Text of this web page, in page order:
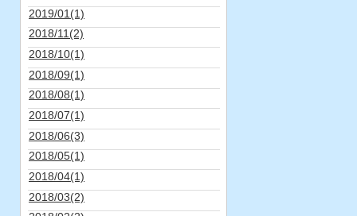
2019/01(1)
2018/11(2)
2018/10(1)
2018/09(1)
2018/08(1)
2018/07(1)
2018/06(3)
2018/05(1)
2018/04(1)
2018/03(2)